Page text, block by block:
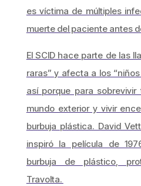
es víctima de múltiples
muerte del paciente antes
El SCID hace parte de las
raras” y afecta a los
así porque para
mundo exterior y vivir
burbuja plástica. David
inspiró la película de
burbuja de plástico,
Travolta.